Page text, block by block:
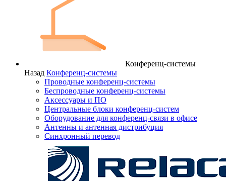
Конференц-системы
Назад Конференц-системы
Проводные конференц-системы
Беспроводные конференц-системы
Аксессуары и ПО
Центральные блоки конференц-систем
Оборудование для конференц-связи в офисе
Антенны и антенная дистрибуция
Синхронный перевод